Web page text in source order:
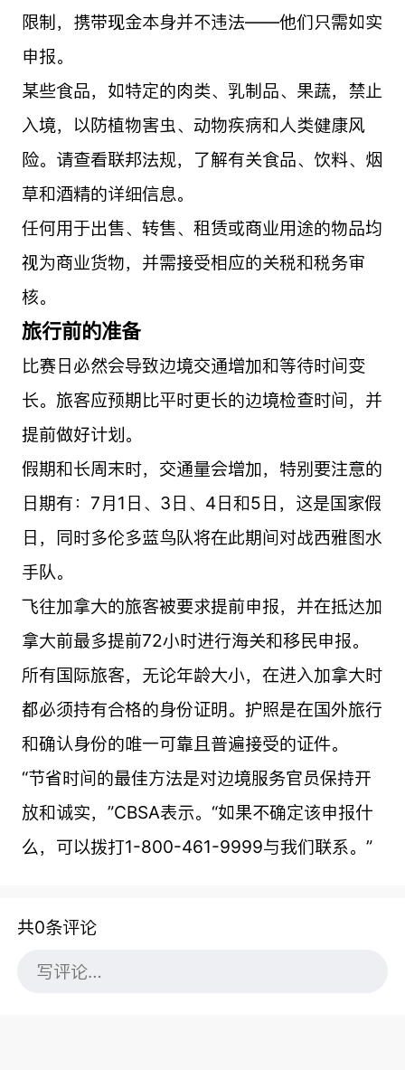
限制，携带现金本身并不违法——他们只需如实
申报。
某些食品，如特定的肉类、乳制品、果蔬，禁止
入境，以防植物害虫、动物疾病和人类健康风
险。请查看联邦法规，了解有关食品、饮料、烟
草和酒精的详细信息。
任何用于出售、转售、租赁或商业用途的物品均
视为商业货物，并需接受相应的关税和税务审
核。
旅行前的准备
比赛日必然会导致边境交通增加和等待时间变
长。旅客应预期比平时更长的边境检查时间，并
提前做好计划。
假期和长周末时，交通量会增加，特别要注意的
日期有：7月1日、3日、4日和5日，这是国家假
日，同时多伦多蓝鸟队将在此期间对战西雅图水
手队。
飞往加拿大的旅客被要求提前申报，并在抵达加
拿大前最多提前72小时进行海关和移民申报。
所有国际旅客，无论年龄大小，在进入加拿大时
都必须持有合格的身份证明。护照是在国外旅行
和确认身份的唯一可靠且普遍接受的证件。
“节省时间的最佳方法是对边境服务官员保持开
放和诚实，”CBSA表示。“如果不确定该申报什
么，可以拨打1-800-461-9999与我们联系。”
共0条评论